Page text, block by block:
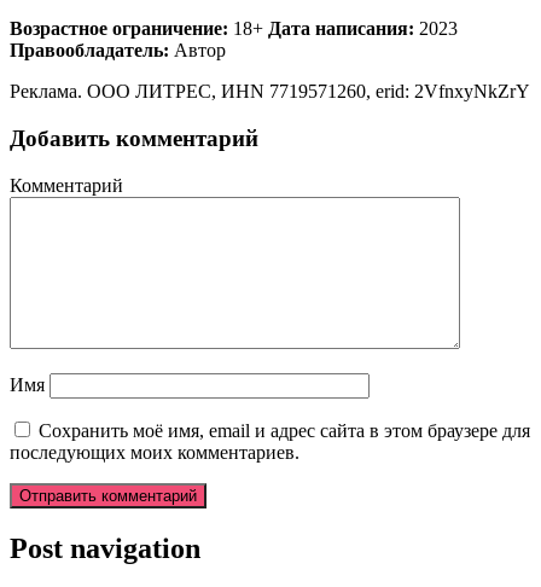
Возрастное ограничение: 18+ Дата написания: 2023
Правообладатель: Автор
Реклама. ООО ЛИТРЕС, ИНN 7719571260, erid: 2VfnxyNkZrY
Добавить комментарий
Комментарий
Имя
Сохранить моё имя, email и адрес сайта в этом браузере для
последующих моих комментариев.
Post navigation